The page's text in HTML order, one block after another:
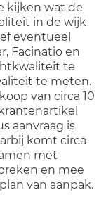
kijken wat de
in de wijk
eventueel
Facinatio en
te
te meten.
van circa 10
aanvraag is
komt circa
met
en mee
van aanpak.